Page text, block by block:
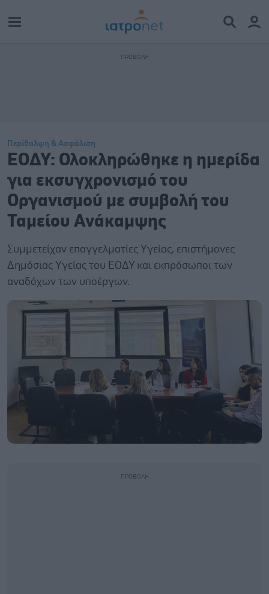
Περίθαλψη & Ασφάλιση
ΕΟΔΥ: Ολοκληρώθηκε η ημερίδα
για εκσυγχρονισμό του
Οργανισμού με συμβολή του
Ταμείου Ανάκαμψης
Συμμετείχαν επαγγελματίες Υγείας, επιστήμονες
Δημόσιας Υγείας του ΕΟΔΥ και εκπρόσωποι των
αναδόχων των υποέργων.